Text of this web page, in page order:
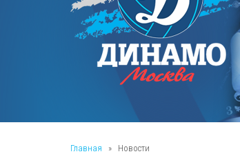
Главная » Новости